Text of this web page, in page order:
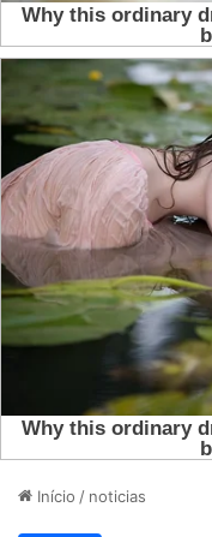
Início / noticias